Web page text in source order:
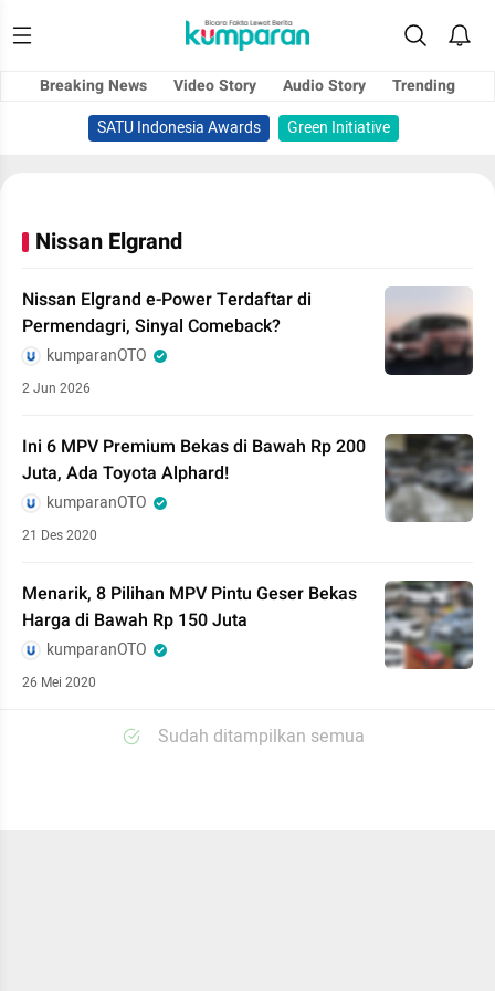
Breaking News Video Story Audio Story
Trending
SATU Indonesia Awards
Green Initiative
Nissan Elgrand
Nissan Elgrand e-Power Terdaftar di
Permendagri, Sinyal Comeback?
kumparanOTO
2 Jun 2026
Ini 6 MPV Premium Bekas di Bawah Rp 200
Juta, Ada Toyota Alphard!
kumparanOTO
21 Des 2020
Menarik, 8 Pilihan MPV Pintu Geser Bekas
Harga di Bawah Rp 150 Juta
kumparanOTO
26 Mei 2020
Sudah ditampilkan semua